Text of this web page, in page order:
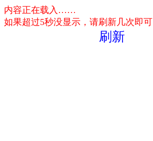
内容正在载入……
如果超过5秒没显示，请刷新几次即可
刷新